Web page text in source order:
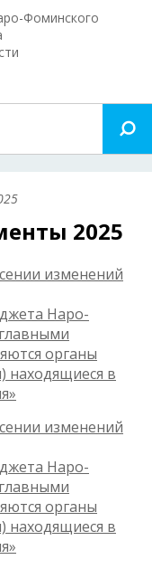
Фоминского
2025
изменений
Наро-
органы
находящиеся в
изменений
Наро-
органы
находящиеся в